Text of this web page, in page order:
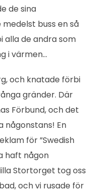
de sina
buss en så
alla de andra som
i värmen…
och knatade förbi
gränder. Där
Förbund, och det
någonstans! En
för ”Swedish
haft någon
Stortorget tog oss
och vi rusade för